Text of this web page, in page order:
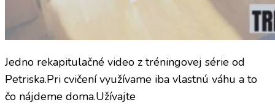
Jedno rekapitulačné video z tréningovej série od
Petriska.Pri cvičení využívame iba vlastnú váhu a to
čo nájdeme doma.Užívajte